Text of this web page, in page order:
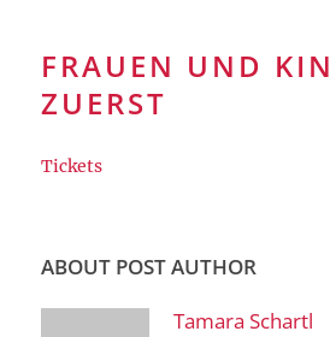
FRAUEN UND
ZUERST
Tickets
ABOUT POST AUTHOR
Tamara Schartl